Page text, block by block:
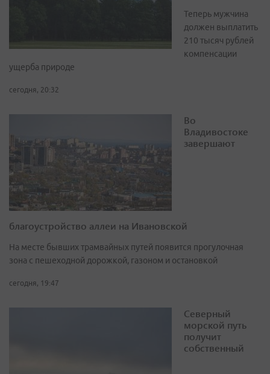
Теперь мужчина
должен выплатить
210 тысяч рублей
компенсации
ущерба природе
сегодня, 20:32
Во
Владивостоке
завершают
благоустройство аллеи на Ивановской
На месте бывших трамвайных путей появится прогулочная
зона с пешеходной дорожкой, газоном и остановкой
сегодня, 19:47
Северный
морской путь
получит
собственный